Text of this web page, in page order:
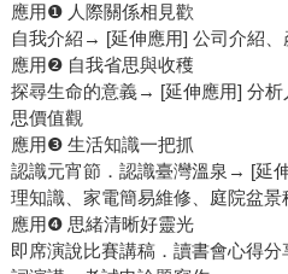
應用❶ 人際關係相見歡
自我介紹→ [延伸應用] 公司介紹、
應用❷ 自我省思與收穫
探尋生命的意義→ [延伸應用] 分
思價值觀
應用❸ 生活知識一把抓
認識元宵節．認識臺灣溫泉→ [延
理知識、家電簡易維修、庭院盆景
應用❹ 思緒清晰好靈光
即席演說比賽講稿．讀書會心得